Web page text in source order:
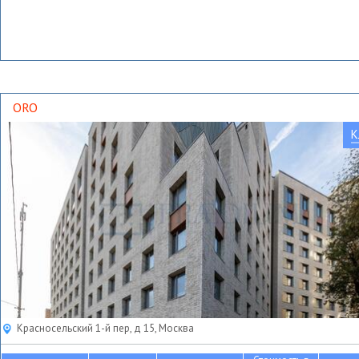
ORO
Красносельский 1-й пер, д 15, Москва